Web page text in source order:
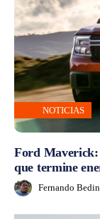
NOTICIAS
Ford Maverick:
que termine
Fernando